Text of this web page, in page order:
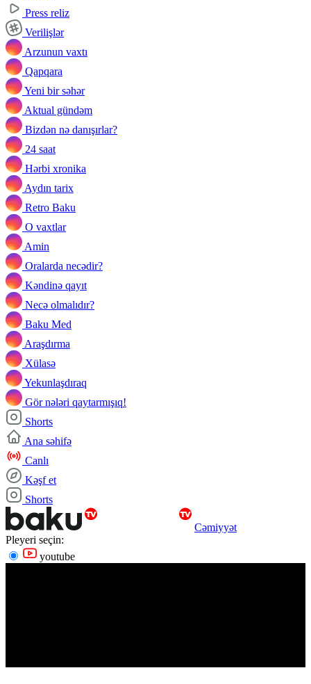
Press reliz
Verilişlər
Arzunun vaxtı
Qapqara
Yeni bir səhər
Aktual gündəm
Bizdən nə danışırlar?
24 saat
Hərbi xronika
Aydın tarix
Retro Baku
O vaxtlar
Amin
Oralarda necədir?
Kəndinə qayıt
Necə olmalıdır?
Baku Med
Araşdırma
Xülasə
Yekunlaşdıraq
Gör nələri qaytarmışıq!
Shorts
Ana səhifə
Canlı
Kəşf et
Shorts
Cəmiyyət
Pleyeri seçin:
youtube